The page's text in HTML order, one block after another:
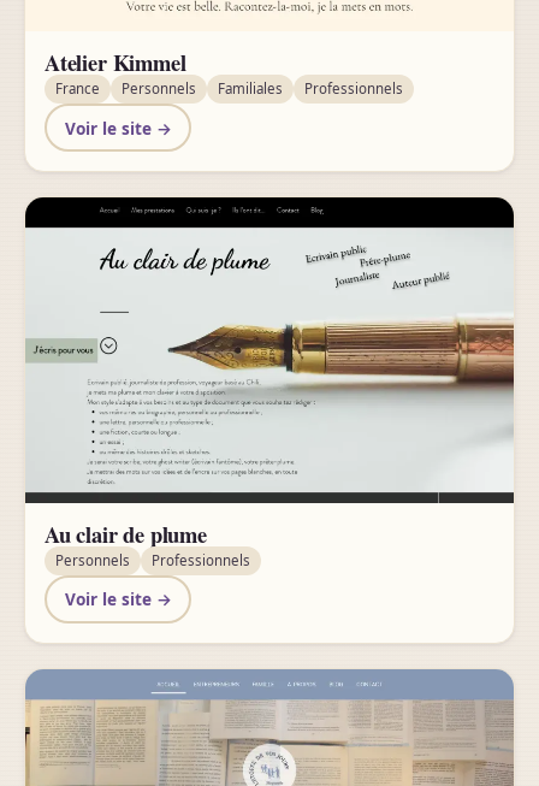
Atelier Kimmel
France Personnels Familiales Professionnels
Voir le site →
Au clair de plume
Personnels Professionnels
Voir le site →